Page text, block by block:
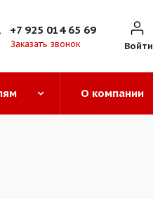
Войти
+7 925 014 65 69
Заказать звонок
О компании